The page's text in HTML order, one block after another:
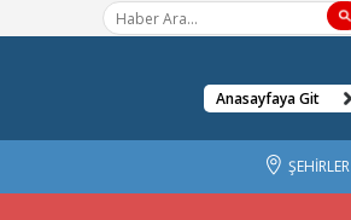
Anasayfaya Git
ŞEHİRLER